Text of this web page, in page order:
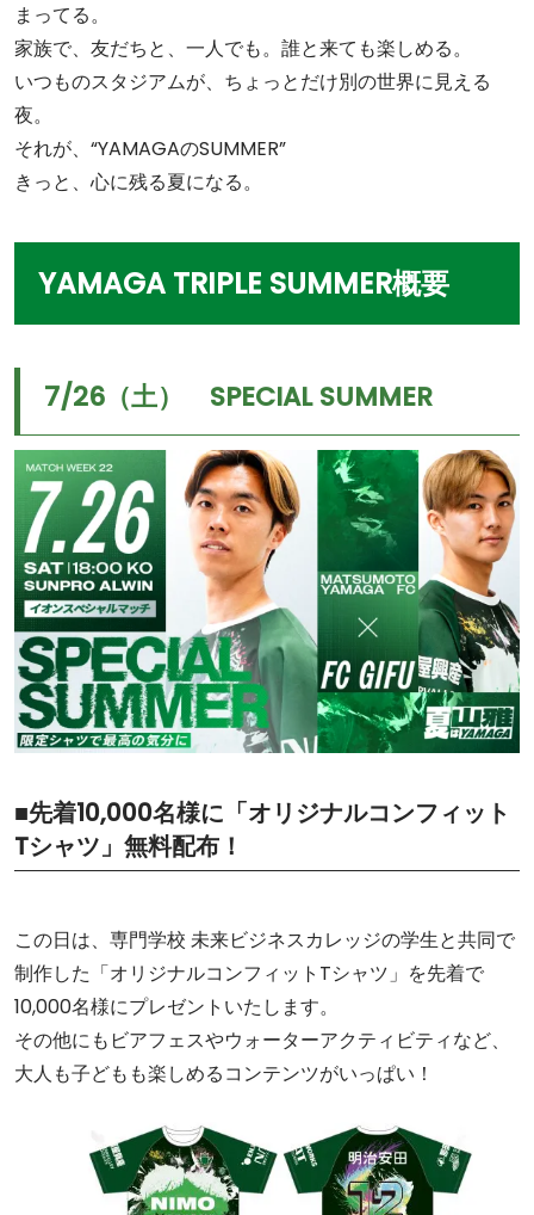
まってる。
家族で、友だちと、一人でも。誰と来ても楽しめる。
いつものスタジアムが、ちょっとだけ別の世界に見える
夜。
それが、“YAMAGAのSUMMER”
きっと、心に残る夏になる。
YAMAGA TRIPLE SUMMER概要
7/26（土） SPECIAL SUMMER
■先着10,000名様に「オリジナルコンフィット
Tシャツ」無料配布！
この日は、専門学校 未来ビジネスカレッジの学生と共同で
制作した「オリジナルコンフィットTシャツ」を先着で
10,000名様にプレゼントいたします。
その他にもビアフェスやウォーターアクティビティなど、
大人も子どもも楽しめるコンテンツがいっぱい！